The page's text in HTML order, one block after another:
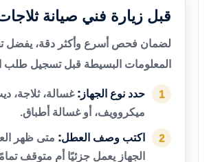
قبل زيارة فني صيانة
لضمان فحص أسرع وأكثر دقة، يفضل
المعلومات البسيطة قبل تسجيل طلب
1 حدد نوع الجهاز: غسالة، ثلاجة،
ميكروويف، أو غسالة أطباق.
2 اكتب وصف العطل: متى ظهر
الجهاز يعمل جزئيًا أم متوقف